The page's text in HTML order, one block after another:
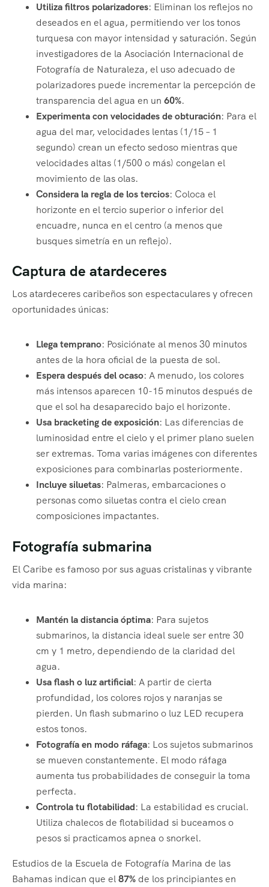
Utiliza filtros polarizadores: Eliminan los reflejos no
deseados en el agua, permitiendo ver los tonos
turquesa con mayor intensidad y saturación. Según
investigadores de la Asociación Internacional de
Fotografía de Naturaleza, el uso adecuado de
polarizadores puede incrementar la percepción de
transparencia del agua en un 60%.
Experimenta con velocidades de obturación: Para el
agua del mar, velocidades lentas (1/15 – 1
segundo) crean un efecto sedoso mientras que
velocidades altas (1/500 o más) congelan el
movimiento de las olas.
Considera la regla de los tercios: Coloca el
horizonte en el tercio superior o inferior del
encuadre, nunca en el centro (a menos que
busques simetría en un reflejo).
Captura de atardeceres
Los atardeceres caribeños son espectaculares y ofrecen
oportunidades únicas:
Llega temprano: Posiciónate al menos 30 minutos
antes de la hora oficial de la puesta de sol.
Espera después del ocaso: A menudo, los colores
más intensos aparecen 10-15 minutos después de
que el sol ha desaparecido bajo el horizonte.
Usa bracketing de exposición: Las diferencias de
luminosidad entre el cielo y el primer plano suelen
ser extremas. Toma varias imágenes con diferentes
exposiciones para combinarlas posteriormente.
Incluye siluetas: Palmeras, embarcaciones o
personas como siluetas contra el cielo crean
composiciones impactantes.
Fotografía submarina
El Caribe es famoso por sus aguas cristalinas y vibrante
vida marina:
Mantén la distancia óptima: Para sujetos
submarinos, la distancia ideal suele ser entre 30
cm y 1 metro, dependiendo de la claridad del
agua.
Usa flash o luz artificial: A partir de cierta
profundidad, los colores rojos y naranjas se
pierden. Un flash submarino o luz LED recupera
estos tonos.
Fotografía en modo ráfaga: Los sujetos submarinos
se mueven constantemente. El modo ráfaga
aumenta tus probabilidades de conseguir la toma
perfecta.
Controla tu flotabilidad: La estabilidad es crucial.
Utiliza chalecos de flotabilidad si buceamos o
pesos si practicamos apnea o snorkel.
Estudios de la Escuela de Fotografía Marina de las
Bahamas indican que el87% de los principiantes en